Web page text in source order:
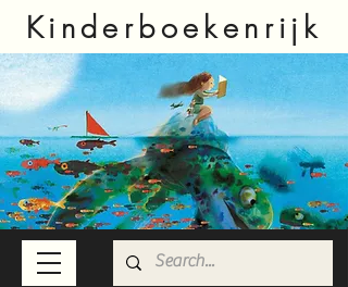
Kinderboekenrijk